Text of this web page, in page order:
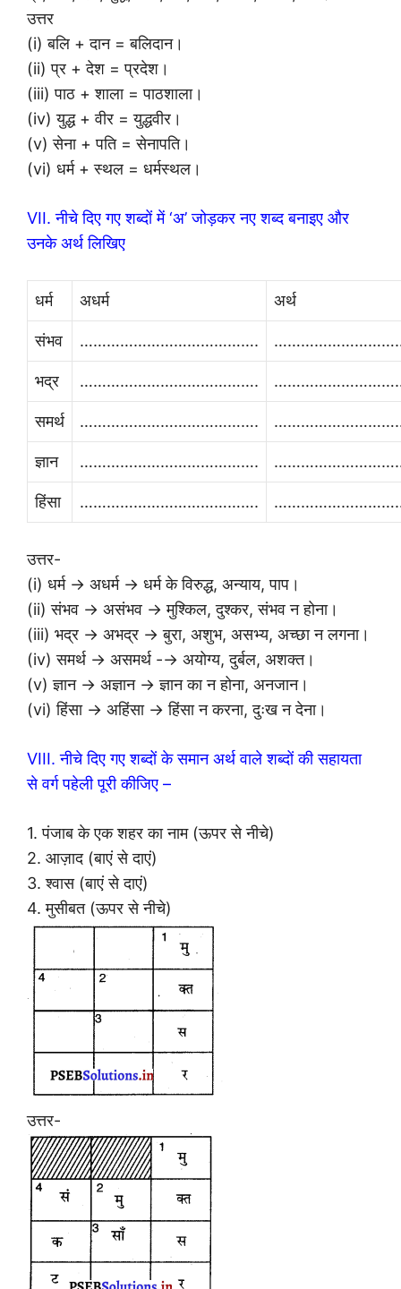
उत्तर
(i) बलि + दान = बलिदान।
(ii) प्र + देश = प्रदेश।
(iii) पाठ + शाला = पाठशाला।
(iv) युद्ध + वीर = युद्धवीर।
(v) सेना + पति = सेनापति।
(vi) धर्म + स्थल = धर्मस्थल।
VII. नीचे दिए गए शब्दों में ‘अ’ जोड़कर नए शब्द बनाइए और
उनके अर्थ लिखिए
धर्म अधर्म अर्थ
संभव ………………………………….
भद्र ………………………………….
समर्थ ………………………………….
ज्ञान ………………………………….
हिंसा ………………………………….
उत्तर-
(i) धर्म → अधर्म → धर्म के विरुद्ध, अन्याय, पाप।
(ii) संभव → असंभव → मुश्किल, दुश्कर, संभव न होना।
(iii) भद्र → अभद्र → बुरा, अशुभ, असभ्य, अच्छा न लगना।
(iv) समर्थ → असमर्थ -→ अयोग्य, दुर्बल, अशक्त।
(v) ज्ञान → अज्ञान → ज्ञान का न होना, अनजान।
(vi) हिंसा → अहिंसा → हिंसा न करना, दुःख न देना।
VIII. नीचे दिए गए शब्दों के समान अर्थ वाले शब्दों की सहायता
से वर्ग पहेली पूरी कीजिए –
1. पंजाब के एक शहर का नाम (ऊपर से नीचे)
2. आज़ाद (बाएं से दाएं)
3. श्वास (बाएं से दाएं)
4. मुसीबत (ऊपर से नीचे)
उत्तर-